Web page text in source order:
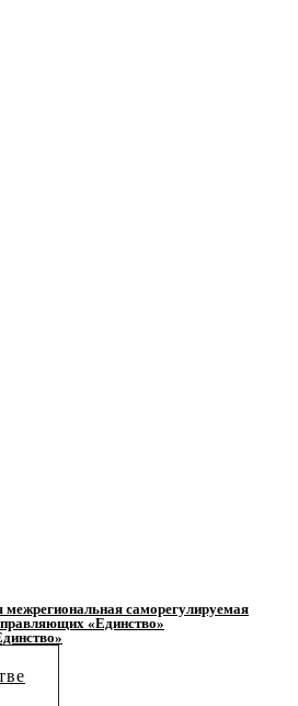
межрегиональная саморегулируемая
«Единство»